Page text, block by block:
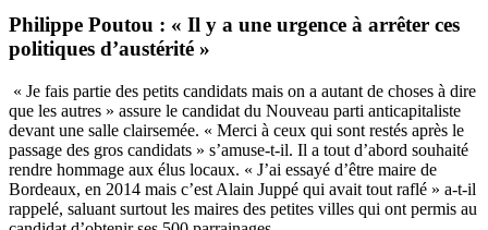
Philippe Poutou : « Il y a une urgence à arrêter ces
politiques d’austérité »
« Je fais partie des petits candidats mais on a autant de choses à dire
que les autres » assure le candidat du Nouveau parti anticapitaliste
devant une salle clairsemée. « Merci à ceux qui sont restés après le
passage des gros candidats » s’amuse-t-il. Il a tout d’abord souhaité
rendre hommage aux élus locaux. « J’ai essayé d’être maire de
Bordeaux, en 2014 mais c’est Alain Juppé qui avait tout raflé » a-t-il
rappelé, saluant surtout les maires des petites villes qui ont permis au